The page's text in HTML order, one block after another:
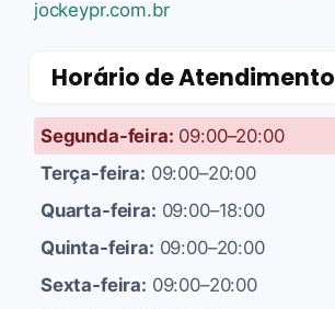
jockeypr.com.br
Horário de Atendimento
Segunda-feira: 09:00–20:00
Terça-feira: 09:00–20:00
Quarta-feira: 09:00–18:00
Quinta-feira: 09:00–20:00
Sexta-feira: 09:00–20:00